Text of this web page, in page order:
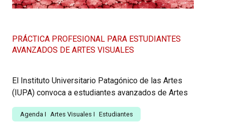
PRÁCTICA PROFESIONAL PARA ESTUDIANTES
AVANZADOS DE ARTES VISUALES
El Instituto Universitario Patagónico de las Artes
(IUPA) convoca a estudiantes avanzados de Artes
Agenda I Artes Visuales I Estudiantes